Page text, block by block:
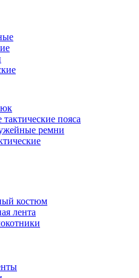
тактические пояса
ремни
костюм
лента